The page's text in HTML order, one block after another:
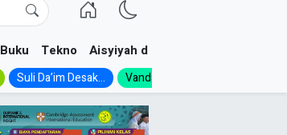
Buku Tekno Aisyiyah dan NA
Suli Da’im Desak... Vanda, Siswa SMK...